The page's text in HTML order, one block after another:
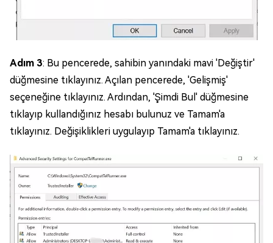
Adım 3: Bu pencerede, sahibin yanındaki mavi 'Değiştir'
düğmesine tıklayınız. Açılan pencerede, 'Gelişmiş'
seçeneğine tıklayınız. Ardından, 'Şimdi Bul' düğmesine
tıklayıp kullandığınız hesabı bulunuz ve Tamam'a
tıklayınız. Değişiklikleri uygulayıp Tamam'a tıklayınız.